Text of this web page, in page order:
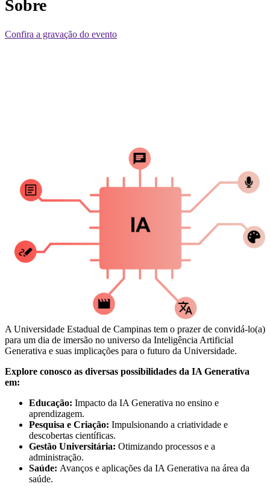
Sobre
Confira a gravação do evento
A Universidade Estadual de Campinas tem o prazer de convidá-lo(a)
para um dia de imersão no universo da Inteligência Artificial
Generativa e suas implicações para o futuro da Universidade.
Explore conosco as diversas possibilidades da IA Generativa
em:
Educação: Impacto da IA Generativa no ensino e
aprendizagem.
Pesquisa e Criação: Impulsionando a criatividade e
descobertas científicas.
Gestão Universitária: Otimizando processos e a
administração.
Saúde: Avanços e aplicações da IA Generativa na área da
saúde.